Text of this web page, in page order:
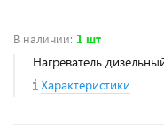
В наличии: 1 шт
Нагреватель
Характеристики